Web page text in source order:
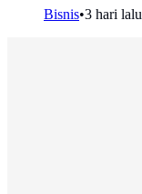
Bisnis•3 hari lalu